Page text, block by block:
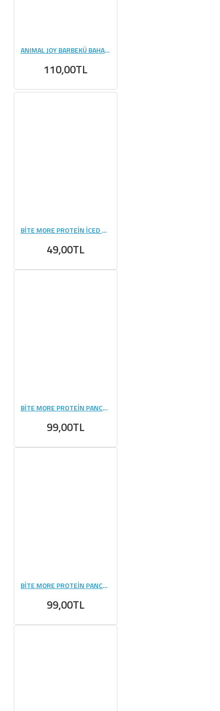
ANIMAL JOY BARBEKÜ BAHARATI 100 GR
110,00TL
BİTE MORE PROTEİN İCED COFFEE (33 GR) - 1 ADET
49,00TL
BİTE MORE PROTEİN PANCAKE (50 GR) - 1 ADET
99,00TL
BİTE MORE PROTEİN PANCAKE (50 GR) - 1 ADET
99,00TL